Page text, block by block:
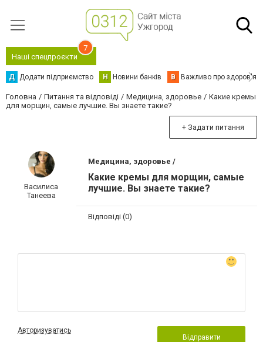
Наші спецпроєкти
7
Д Додати підприємство Н Новини банків В Важливо про здоров'я
Головна Питання та відповіді Медицина, здоровье
Какие кремы
для морщин, самые лучшие. Вы знаете такие?
+ Задати питання
Василиса
Танеева
Медицина, здоровье /
Какие кремы для морщин, самые
лучшие. Вы знаете такие?
Відповіді (0)
Авторизуватись
Відправити